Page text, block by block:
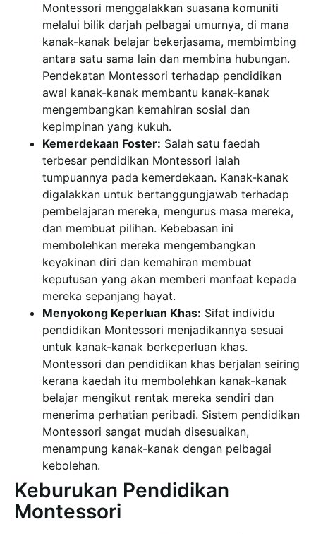
Montessori menggalakkan suasana komuniti
melalui bilik darjah pelbagai umurnya, di mana
kanak-kanak belajar bekerjasama, membimbing
antara satu sama lain dan membina hubungan.
Pendekatan Montessori terhadap pendidikan
awal kanak-kanak membantu kanak-kanak
mengembangkan kemahiran sosial dan
kepimpinan yang kukuh.
Kemerdekaan Foster: Salah satu faedah
terbesar pendidikan Montessori ialah
tumpuannya pada kemerdekaan. Kanak-kanak
digalakkan untuk bertanggungjawab terhadap
pembelajaran mereka, mengurus masa mereka,
dan membuat pilihan. Kebebasan ini
membolehkan mereka mengembangkan
keyakinan diri dan kemahiran membuat
keputusan yang akan memberi manfaat kepada
mereka sepanjang hayat.
Menyokong Keperluan Khas: Sifat individu
pendidikan Montessori menjadikannya sesuai
untuk kanak-kanak berkeperluan khas.
Montessori dan pendidikan khas berjalan seiring
kerana kaedah itu membolehkan kanak-kanak
belajar mengikut rentak mereka sendiri dan
menerima perhatian peribadi. Sistem pendidikan
Montessori sangat mudah disesuaikan,
menampung kanak-kanak dengan pelbagai
kebolehan.
Keburukan Pendidikan
Montessori